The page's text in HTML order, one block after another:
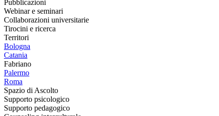
Pubblicazioni
Webinar e seminari
Collaborazioni universitarie
Tirocini e ricerca
Territori
Bologna
Catania
Fabriano
Palermo
Roma
Spazio di Ascolto
Supporto psicologico
Supporto pedagogico